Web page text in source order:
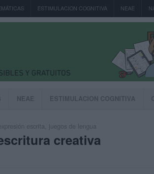
ESTIMULACION COGNITIVA NEAE
NEAE ESTIMULACION COGNITIVA
escrita juegos de lengua
creativa